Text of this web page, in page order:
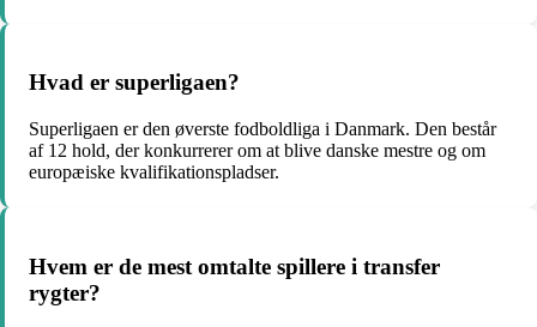
Hvad er superligaen?
Superligaen er den øverste fodboldliga i Danmark. Den består
af 12 hold, der konkurrerer om at blive danske mestre og om
europæiske kvalifikationspladser.
Hvem er de mest omtalte spillere i transfer
rygter?